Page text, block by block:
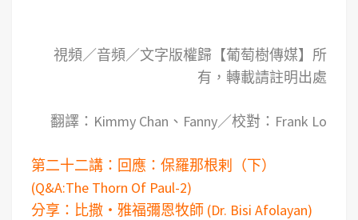
視頻／音頻／文字版權歸【葡萄樹傳媒】所
有，轉載請註明出處
翻譯：Kimmy Chan、Fanny／校對：Frank Lo
第二十二講：回應：保羅那根剌（下）
(Q&A:The Thorn Of Paul-2)
分享：比撒‧雅福彌恩牧師 (Dr. Bisi Afolayan)